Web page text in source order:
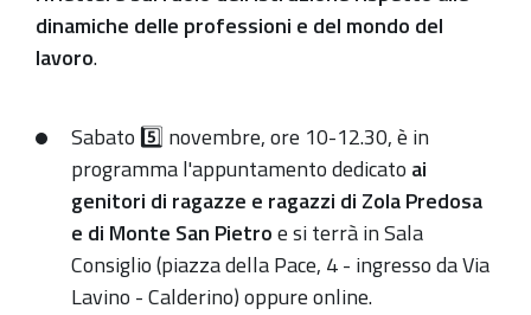
05T12:30:00+01:00
Il
novembre
si
terrà
presenza
dinamiche delle professioni e del mondo del
lavoro.
Sabato 5️⃣ novembre, ore 10-12.30, è in
programma l'appuntamento dedicato ai
genitori di ragazze e ragazzi di Zola Predosa
e di Monte San Pietroe si terrà in Sala
Consiglio (piazza della Pace, 4 - ingresso da Via
Lavino - Calderino) oppure online.